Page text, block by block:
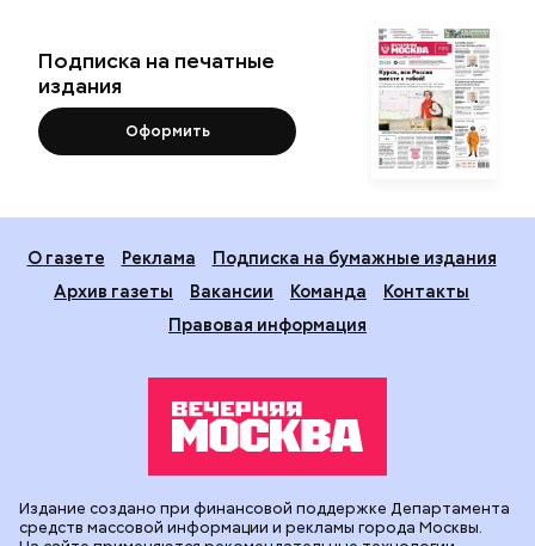
Подписка на печатные
издания
Оформить
О газете Реклама
Подписка на бумажные издания
Архив газеты
Вакансии Команда
Контакты
Правовая информация
Издание создано при финансовой поддержке Департамента
средств массовой информации и рекламы города Москвы.